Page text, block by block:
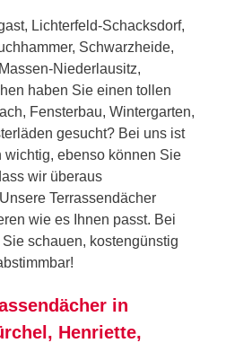
Lichterfeld-Schacksdorf,
Schwarzheide,
Niederlausitz,
haben Sie einen tollen
Fensterbau, Wintergarten,
gesucht? Bei uns ist
wichtig, ebenso können Sie
wir überaus
Terrassendächer
wie es Ihnen passt. Bei
schauen, kostengünstig
in
Henriette,